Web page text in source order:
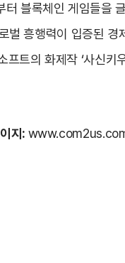
블록체인 게임들을
벌 흥행력이 입증된
프트의 화제작 ‘사신
지: